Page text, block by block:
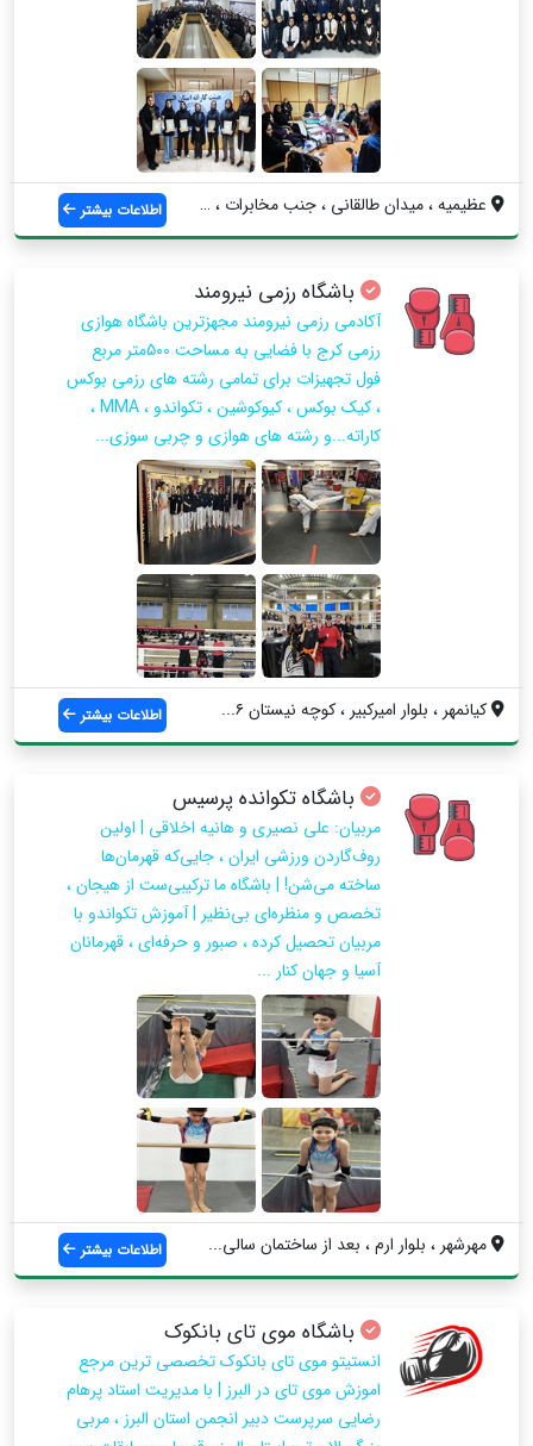
عظیمیه ، میدان طالقانی ، جنب مخابرات ، ب... اطلاعات بیشتر
باشگاه رزمی نیرومند
آکادمی رزمی نیرومند مجهزترین باشگاه هوازی
رزمی کرج با فضایی به مساحت ۵۰۰متر مربع
فول تجهیزات برای تمامی رشته های رزمی بوکس
، کیک بوکس ، کیوکوشین ، تکواندو ، MMA ،
کاراته...و رشته های هوازی و چربی سوزی...
کیانمهر ، بلوار امیرکبیر ، کوچه نیستان ۶... اطلاعات بیشتر
باشگاه تکوانده پرسیس
مربیان: علی نصیری و هانیه اخلاقی | اولین
روف‌گاردن ورزشی ایران ، جایی‌که قهرمان‌ها
ساخته می‌شن! | باشگاه ما ترکیبی‌ست از هیجان ،
تخصص و منظره‌ای بی‌نظیر | آموزش تکواندو با
مربیان تحصیل کرده ، صبور و حرفه‌ای ، قهرمانان
آسیا و جهان کنار ...
مهرشهر ، بلوار ارم ، بعد از ساختمان سالی... اطلاعات بیشتر
باشگاه موی تای بانکوک
انستیتو موی تای بانکوک تخصصی ترین مرجع
اموزش موی تای در البرز | با مدیریت استاد پرهام
رضایی سرپرست دبیر انجمن استان البرز ، مربی